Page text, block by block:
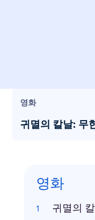
영화
귀멸의 칼날: 무
영화
귀멸의